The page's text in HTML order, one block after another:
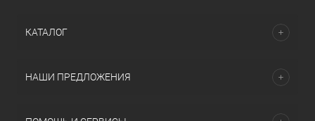
КАТАЛОГ
НАШИ ПРЕДЛОЖЕНИЯ